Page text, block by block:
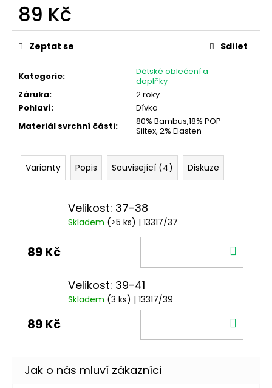
89 Kč
Měrná
cena:
Kategorie:
Dětské oblečení a
doplňky
Záruka:
2 roky
Pohlaví:
Dívka
Materiál svrchní části:
80% Bambus,18% POP
Siltex, 2% Elasten
Zeptat se Sdílet
Varianty Popis Související (4) Diskuze
Velikost: 37-38
Skladem (>5 ks) | 13317/37
89 Kč
Velikost: 39-41
Skladem (3 ks) | 13317/39
89 Kč